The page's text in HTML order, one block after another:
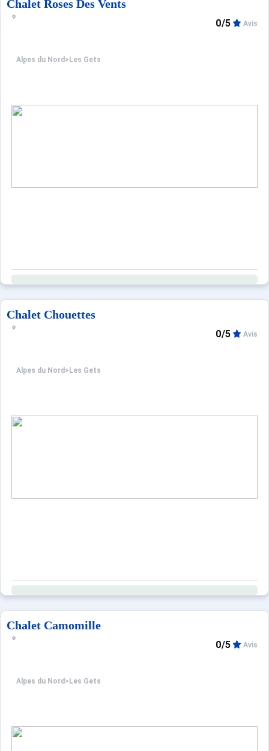
Chalet Roses Des Vents
Alpes du Nord > Les Gets
0/5 Avis
Chalet Chouettes
Alpes du Nord > Les Gets
0/5 Avis
Chalet Camomille
Alpes du Nord > Les Gets
0/5 Avis